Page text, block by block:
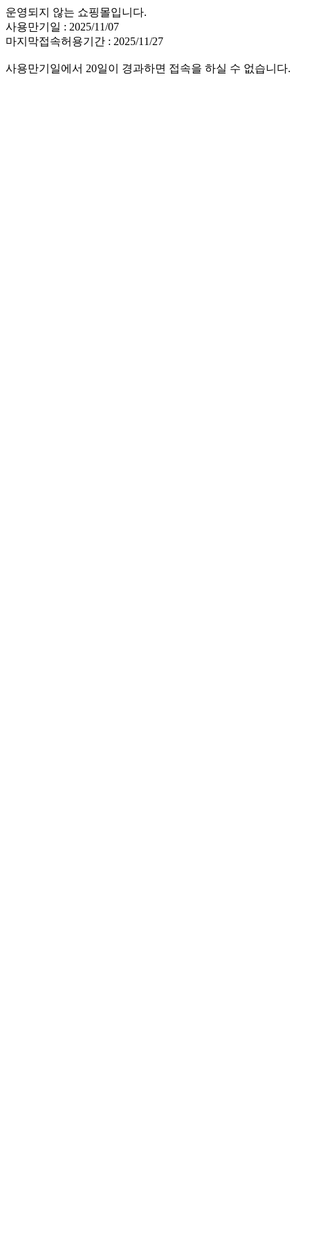
운영되지 않는 쇼핑몰입니다.
사용만기일 : 2025/11/07
마지막접속허용기간 : 2025/11/27
사용만기일에서 20일이 경과하면 접속을 하실 수 없습니다.